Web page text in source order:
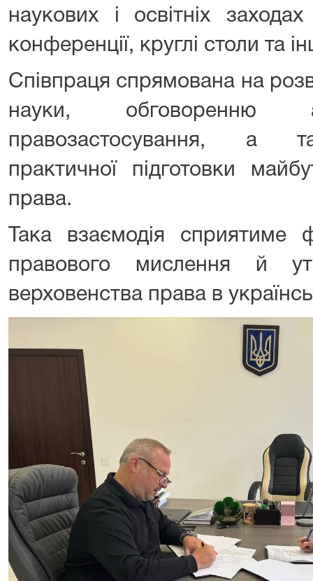
наукових і освітніх
конференції, круглі столи та
Співпраця спрямована на
науки, обговоренню
правозастосування, а
практичної підготовки
права.
Така взаємодія сприятиме
правового мислення й
верховенства права в